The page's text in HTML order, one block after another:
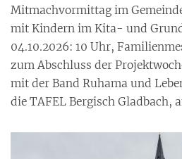
Mitmachvormittag im
mit Kindern im Kita- und
04.10.2026: 10 Uhr,
zum Abschluss der
mit der Band Ruhama und
die TAFEL Bergisch Gladbach,